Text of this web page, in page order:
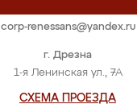
г. Дрезна
1-я Ленинская ул., 7А
СХЕМА ПРОЕЗДА
corp-renessans@yandex.ru